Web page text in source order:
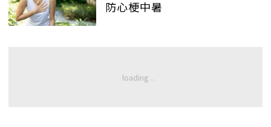
防心梗中暑